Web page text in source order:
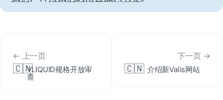
← 上一页
🇨🇳VLIQUID规格开放审
查
下一页 →
🇨🇳 介绍新Valis网站